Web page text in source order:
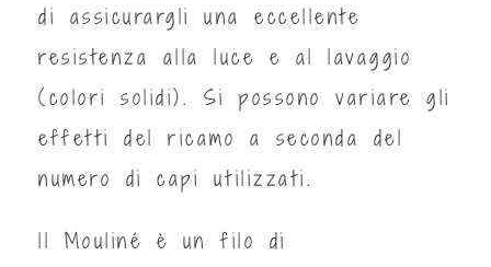
di assicurargli una eccellente
resistenza alla luce e al lavaggio
(colori solidi). Si possono variare gli
effetti del ricamo a seconda del
numero di capi utilizzati.
ll Mouliné è un filo di